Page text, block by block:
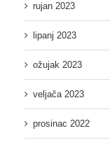
rujan 2023
lipanj 2023
ožujak 2023
veljača 2023
prosinac 2022